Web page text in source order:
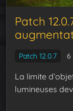
Patch
Patch 12.0.7 6
La limite
lumineuses